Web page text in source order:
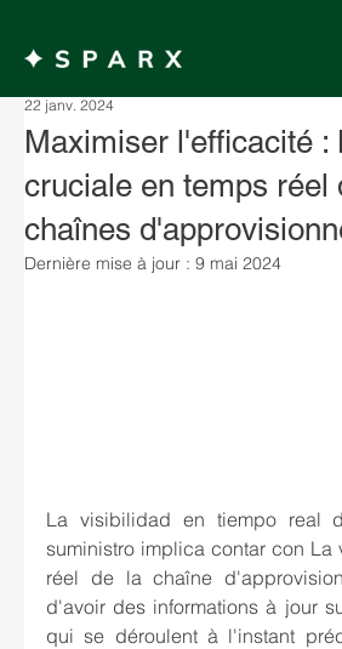
Maximiser l'efficacité :
cruciale en temps réel
chaînes
22 janv. 2024
Dernière mise à jour : 9 mai 2024
La visibilidad en tiempo real
suministro implica contar con La
réel de la chaîne
d'avoir des informations à jour
qui se déroulent à l'instant